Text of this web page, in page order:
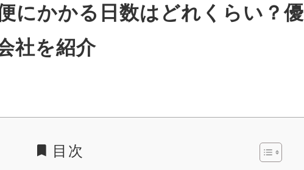
にかかる日数はどれくらい？優
社を紹介
目次